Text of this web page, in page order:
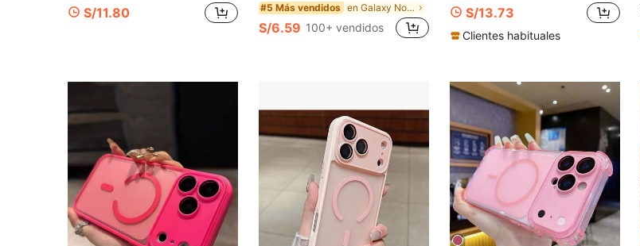
S/11.80 #5 Más vendidos en Galaxy Note10+ Fundas para teléfonos
S/6.59 100+ vendidos
S/13.73
Clientes habituales